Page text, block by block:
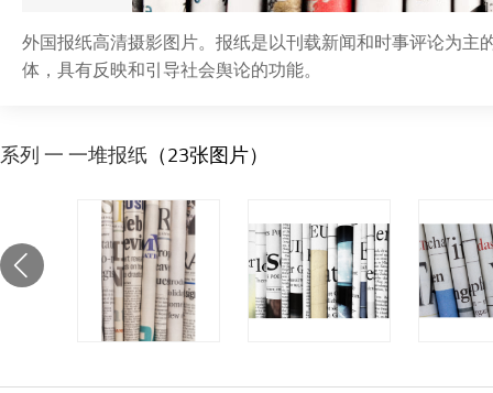
外国报纸高清摄影图片。报纸是以刊载新闻和时事评论为
体，具有反映和引导社会舆论的功能。
系列 一 一堆报纸 （23张图片）